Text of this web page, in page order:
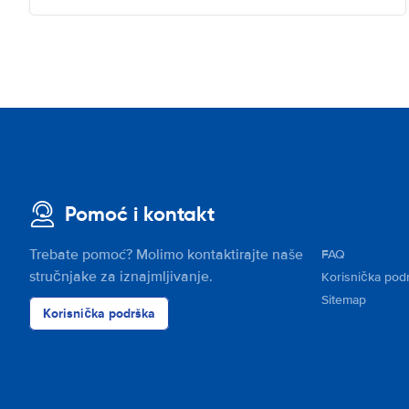
Pomoć i kontakt
Trebate pomoć? Molimo kontaktirajte naše
stručnjake za iznajmljivanje.
Korisnička podrška
FAQ
Korisnička
Sitemap